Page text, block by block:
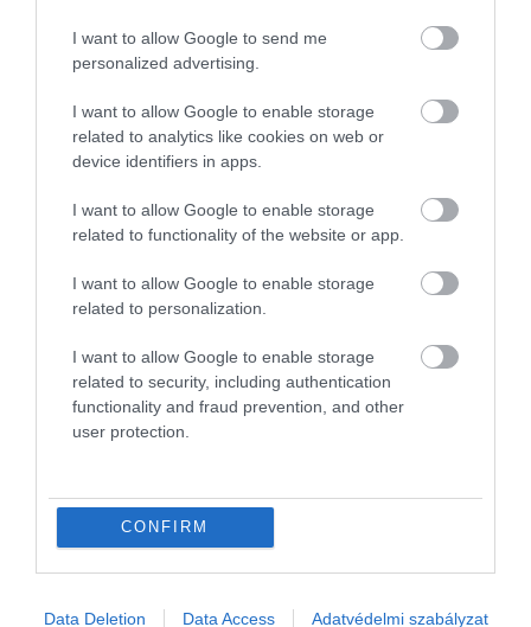
I want to allow Google to send me
personalized advertising.
I want to allow Google to enable storage
related to analytics like cookies on web or
device identifiers in apps.
I want to allow Google to enable storage
related to functionality of the website or app.
I want to allow Google to enable storage
related to personalization.
I want to allow Google to enable storage
related to security, including authentication
functionality and fraud prevention, and other
user protection.
CONFIRM
Data Deletion Data Access Adatvédelmi szabályzat
Az új rendszer azokra a nem uniós állampolgárokra
vonatkozik majd, akik látogatás, nyaralás vagy üzleti
út céljából érkeznek az EU területére, és 180 napos
maradnak.
Amint az EES működésbe lép, a beutazóknak
érkezéskor fel kell mutatniuk útlevelüket, emellett
beszkennelik az ujjlenyomatukat.
Az útlevélmentes schengeni térségbe való minden
be- és kilépést rögzítenek majd.
valamennyi tagállam, valamint 4 schengeni társult
ország – Izland, Liechtenstein, Norvégia és Svájc –
vesz részt. Cipruson és Írországban az útleveleket
továbbra is kézzel bélyegzik majd.